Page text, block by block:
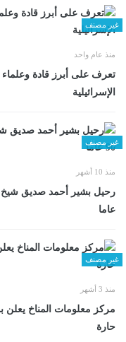
غير مصنف
منذ عام واحد
تعرف على أبرز قادة
الإسرائيلية
غير مصنف
منذ 10 أشهر
عاما
غير مصنف
منذ 3 أشهر
مركز معلومات المناخ
حارة